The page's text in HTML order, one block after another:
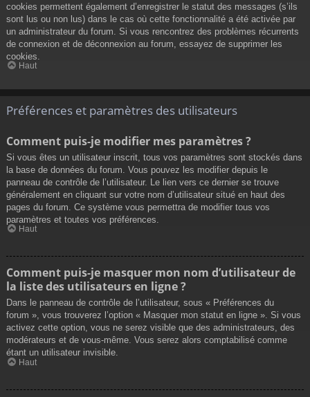
cookies permettent également d’enregistrer le statut des messages (s’ils
sont lus ou non lus) dans le cas où cette fonctionnalité a été activée par
un administrateur du forum. Si vous rencontrez des problèmes récurrents
de connexion et de déconnexion au forum, essayez de supprimer les
cookies.
Haut
Préférences et paramètres des utilisateurs
Comment puis-je modifier mes paramètres ?
Si vous êtes un utilisateur inscrit, tous vos paramètres sont stockés dans
la base de données du forum. Vous pouvez les modifier depuis le
panneau de contrôle de l’utilisateur. Le lien vers ce dernier se trouve
généralement en cliquant sur votre nom d’utilisateur situé en haut des
pages du forum. Ce système vous permettra de modifier tous vos
paramètres et toutes vos préférences.
Haut
Comment puis-je masquer mon nom d’utilisateur de
la liste des utilisateurs en ligne ?
Dans le panneau de contrôle de l’utilisateur, sous « Préférences du
forum », vous trouverez l’option « Masquer mon statut en ligne ». Si vous
activez cette option, vous ne serez visible que des administrateurs, des
modérateurs et de vous-même. Vous serez alors comptabilisé comme
étant un utilisateur invisible.
Haut